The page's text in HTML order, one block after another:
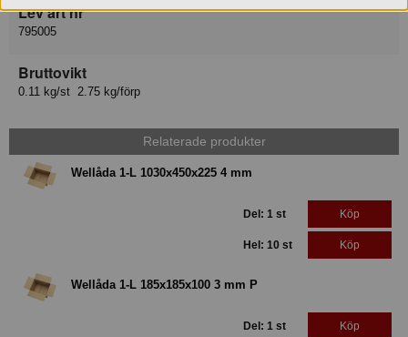
Lev art nr
795005
Bruttovikt
0.11 kg/st 2.75 kg/förp
Relaterade produkter
Wellåda 1-L 1030x450x225 4 mm
Del: 1 st Köp
Hel: 10 st Köp
Wellåda 1-L 185x185x100 3 mm P
Del: 1 st Köp